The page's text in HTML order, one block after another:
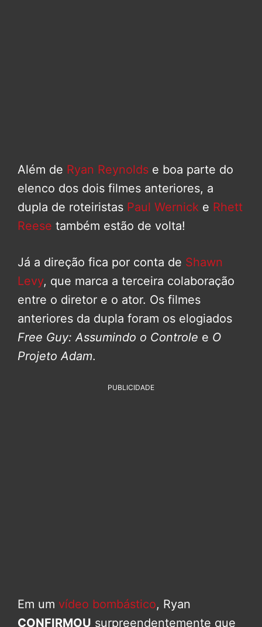
Além de Ryan Reynolds e boa parte do
elenco dos dois filmes anteriores, a
dupla de roteiristas Paul Wernick e Rhett
Reese também estão de volta!
Já a direção fica por conta de Shawn
Levy, que marca a terceira colaboração
entre o diretor e o ator. Os filmes
anteriores da dupla foram os elogiados
Free Guy: Assumindo o Controle e O
Projeto Adam.
PUBLICIDADE
Em um vídeo bombástico, Ryan
CONFIRMOU surpreendentemente que